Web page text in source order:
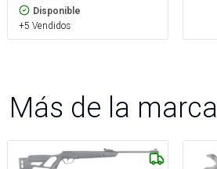
Disponible
+5 Vendidos
Más de la marca